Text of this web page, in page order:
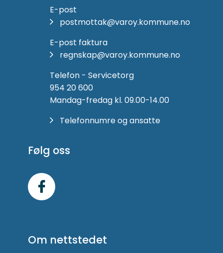
E-post
postmottak@varoy.kommune.no
E-post faktura
regnskap@varoy.kommune.no
Telefon - Servicetorg
954 20 600
Mandag-fredag kl. 09.00-14.00
Telefonnumre og ansatte
Følg oss
Facebook
Om nettstedet